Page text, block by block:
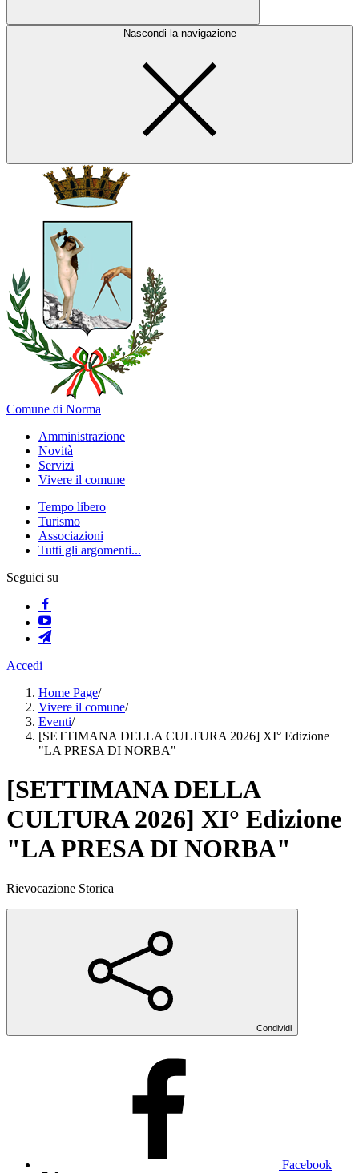
Nascondi la navigazione
Comune di Norma
Amministrazione
Novità
Servizi
Vivere il comune
Tempo libero
Turismo
Associazioni
Tutti gli argomenti...
Seguici su
Accedi
Home Page/
Vivere il comune/
Eventi/
[SETTIMANA DELLA CULTURA 2026] XI° Edizione
"LA PRESA DI NORBA"
[SETTIMANA DELLA
CULTURA 2026] XI° Edizione
"LA PRESA DI NORBA"
Rievocazione Storica
Condividi
Facebook